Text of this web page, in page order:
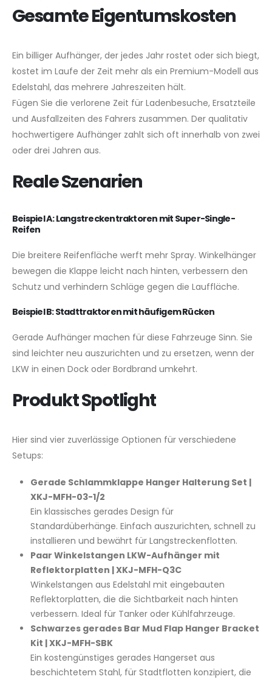
Gesamte Eigentumskosten
Ein billiger Aufhänger, der jedes Jahr rostet oder sich biegt,
kostet im Laufe der Zeit mehr als ein Premium-Modell aus
Edelstahl, das mehrere Jahreszeiten hält.
Fügen Sie die verlorene Zeit für Ladenbesuche, Ersatzteile
und Ausfallzeiten des Fahrers zusammen. Der qualitativ
hochwertigere Aufhänger zahlt sich oft innerhalb von zwei
oder drei Jahren aus.
Reale Szenarien
Beispiel A: Langstreckentraktoren mit Super-Single-
Reifen
Die breitere Reifenfläche werft mehr Spray. Winkelhänger
bewegen die Klappe leicht nach hinten, verbessern den
Schutz und verhindern Schläge gegen die Lauffläche.
Beispiel B: Stadttraktoren mit häufigem Rücken
Gerade Aufhänger machen für diese Fahrzeuge Sinn. Sie
sind leichter neu auszurichten und zu ersetzen, wenn der
LKW in einen Dock oder Bordbrand umkehrt.
Produkt Spotlight
Hier sind vier zuverlässige Optionen für verschiedene
Setups:
Gerade Schlammklappe Hanger Halterung Set |
XKJ-MFH-03-1/2
Ein klassisches gerades Design für
Standardüberhänge. Einfach auszurichten, schnell zu
installieren und bewährt für Langstreckenflotten.
Paar Winkelstangen LKW-Aufhänger mit
Reflektorplatten | XKJ-MFH-Q3C
Winkelstangen aus Edelstahl mit eingebauten
Reflektorplatten, die die Sichtbarkeit nach hinten
verbessern. Ideal für Tanker oder Kühlfahrzeuge.
Schwarzes gerades Bar Mud Flap Hanger Bracket
Kit | XKJ-MFH-SBK
Ein kostengünstiges gerades Hangerset aus
beschichtetem Stahl, für Stadtflotten konzipiert, die